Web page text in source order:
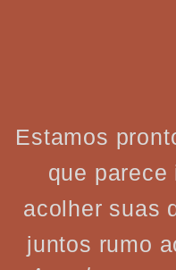
Estamos
que parece
acolher suas
juntos rumo